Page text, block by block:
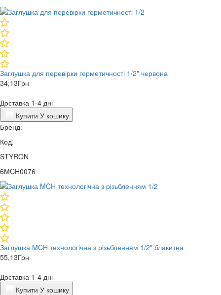
Заглушка для перевірки герметичності 1/2" червона
34,13Грн
Доставка 1-4 дні
Купити У кошику
Бренд:
Код:
STYRON
6MCH0076
Заглушка MCH технологічна з різьбленням 1/2" блакитна
55,13Грн
Доставка 1-4 дні
Купити У кошику